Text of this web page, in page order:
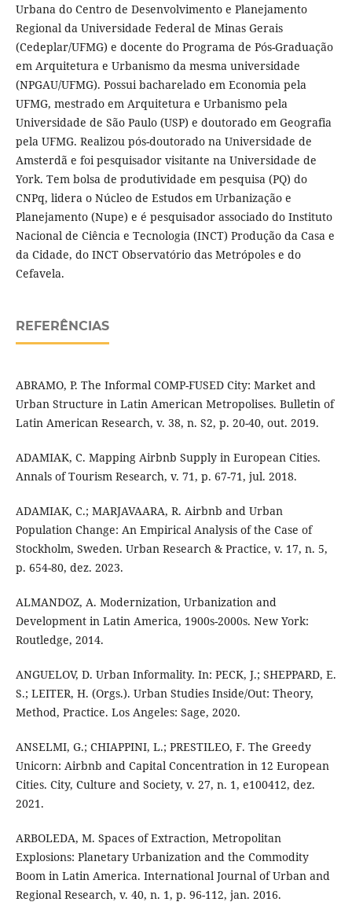
Urbana do Centro de Desenvolvimento e Planejamento
Regional da Universidade Federal de Minas Gerais
(Cedeplar/UFMG) e docente do Programa de Pós-Graduação
em Arquitetura e Urbanismo da mesma universidade
(NPGAU/UFMG). Possui bacharelado em Economia pela
UFMG, mestrado em Arquitetura e Urbanismo pela
Universidade de São Paulo (USP) e doutorado em Geografia
pela UFMG. Realizou pós-doutorado na Universidade de
Amsterdã e foi pesquisador visitante na Universidade de
York. Tem bolsa de produtividade em pesquisa (PQ) do
CNPq, lidera o Núcleo de Estudos em Urbanização e
Planejamento (Nupe) e é pesquisador associado do Instituto
Nacional de Ciência e Tecnologia (INCT) Produção da Casa e
da Cidade, do INCT Observatório das Metrópoles e do
Cefavela.
REFERÊNCIAS
ABRAMO, P. The Informal COMP-FUSED City: Market and
Urban Structure in Latin American Metropolises. Bulletin of
Latin American Research, v. 38, n. S2, p. 20-40, out. 2019.
ADAMIAK, C. Mapping Airbnb Supply in European Cities.
Annals of Tourism Research, v. 71, p. 67-71, jul. 2018.
ADAMIAK, C.; MARJAVAARA, R. Airbnb and Urban
Population Change: An Empirical Analysis of the Case of
Stockholm, Sweden. Urban Research & Practice, v. 17, n. 5,
p. 654-80, dez. 2023.
ALMANDOZ, A. Modernization, Urbanization and
Development in Latin America, 1900s-2000s. New York:
Routledge, 2014.
ANGUELOV, D. Urban Informality. In: PECK, J.; SHEPPARD, E.
S.; LEITER, H. (Orgs.). Urban Studies Inside/Out: Theory,
Method, Practice. Los Angeles: Sage, 2020.
ANSELMI, G.; CHIAPPINI, L.; PRESTILEO, F. The Greedy
Unicorn: Airbnb and Capital Concentration in 12 European
Cities. City, Culture and Society, v. 27, n. 1, e100412, dez.
2021.
ARBOLEDA, M. Spaces of Extraction, Metropolitan
Explosions: Planetary Urbanization and the Commodity
Boom in Latin America. International Journal of Urban and
Regional Research, v. 40, n. 1, p. 96-112, jan. 2016.